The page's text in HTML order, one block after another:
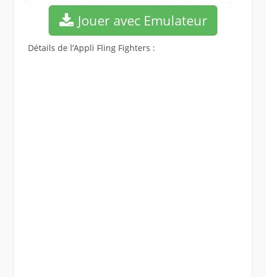
Jouer avec Emulateur
Détails de l’Appli Fling Fighters :